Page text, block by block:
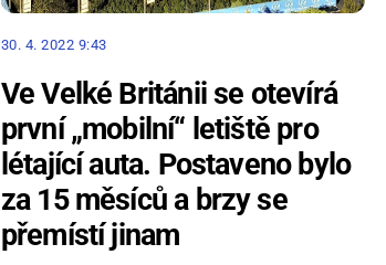
30. 4. 2022 9:43
Ve Velké Británii se otevírá
první „mobilní“ letiště pro
létající auta. Postaveno bylo
za 15 měsíců a brzy se
přemístí jinam